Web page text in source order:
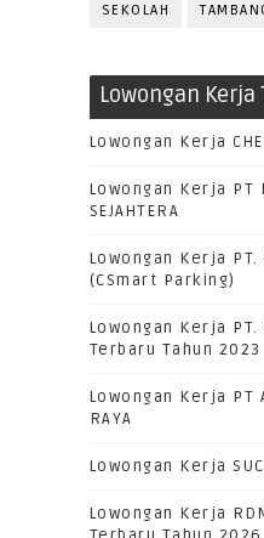
SEKOLAH
Lowongan
Lowongan Kerja
Lowongan Kerja PT
SEJAHTERA
Lowongan Kerja PT.
(CSmart Parking)
Lowongan Kerja PT.
Terbaru Tahun 2023
Lowongan Kerja PT
RAYA
Lowongan Kerja SUCI
Lowongan Kerja